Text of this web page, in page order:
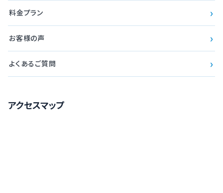
料金プラン ›
お客様の声 ›
よくあるご質問 ›
アクセスマップ